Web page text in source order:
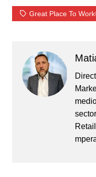
Great Place To